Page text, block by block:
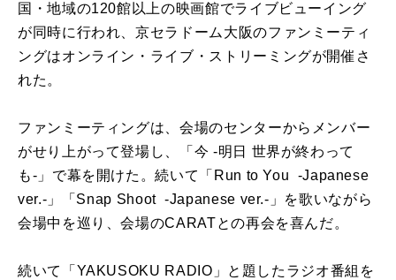
国・地域の120館以上の映画館でライブビューイング
が同時に行われ、京セラドーム大阪のファンミーティ
ングはオンライン・ライブ・ストリーミングが開催さ
れた。
ファンミーティングは、会場のセンターからメンバー
がせり上がって登場し、「今 -明日 世界が終わって
も-」で幕を開けた。続いて「Run to You -Japanese
ver.-」「Snap Shoot -Japanese ver.-」を歌いながら
会場中を巡り、会場のCARATとの再会を喜んだ。
続いて「YAKUSOKU RADIO」と題したラジオ番組を